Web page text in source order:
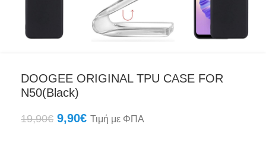
DOOGEE ORIGINAL TPU CASE FOR
N50(Black)
19,90€ 9,90€ Τιμή με ΦΠΑ